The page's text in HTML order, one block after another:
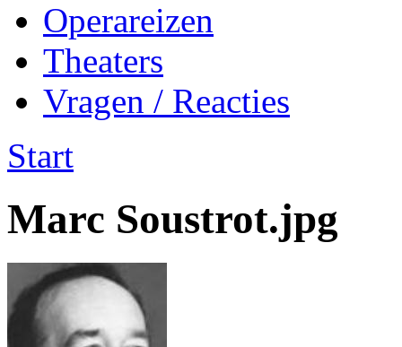
Operareizen
Theaters
Vragen / Reacties
Start
Marc Soustrot.jpg